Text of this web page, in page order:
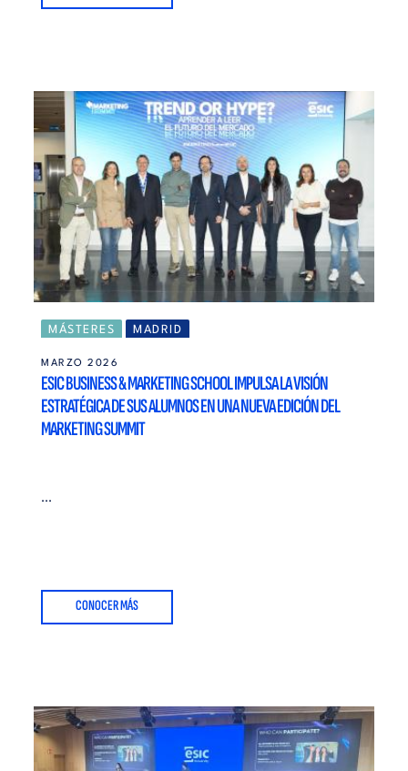
MÁSTERES MADRID
MARZO 2026
ESIC BUSINESS & MARKETING SCHOOL IMPULSA LA VISIÓN
ESTRATÉGICA DE SUS ALUMNOS EN UNA NUEVA EDICIÓN DEL
MARKETING SUMMIT
...
CONOCER MÁS